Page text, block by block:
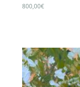
800,00€